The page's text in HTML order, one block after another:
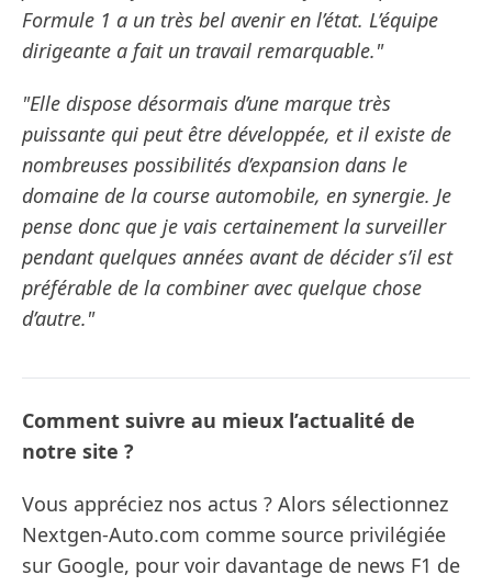
Formule 1 a un très bel avenir en l’état. L’équipe
dirigeante a fait un travail remarquable."
"Elle dispose désormais d’une marque très
puissante qui peut être développée, et il existe de
nombreuses possibilités d’expansion dans le
domaine de la course automobile, en synergie. Je
pense donc que je vais certainement la surveiller
pendant quelques années avant de décider s’il est
préférable de la combiner avec quelque chose
d’autre."
Comment suivre au mieux l’actualité de
notre site ?
Vous appréciez nos actus ? Alors sélectionnez
Nextgen-Auto.com comme source privilégiée
sur Google, pour voir davantage de news F1 de